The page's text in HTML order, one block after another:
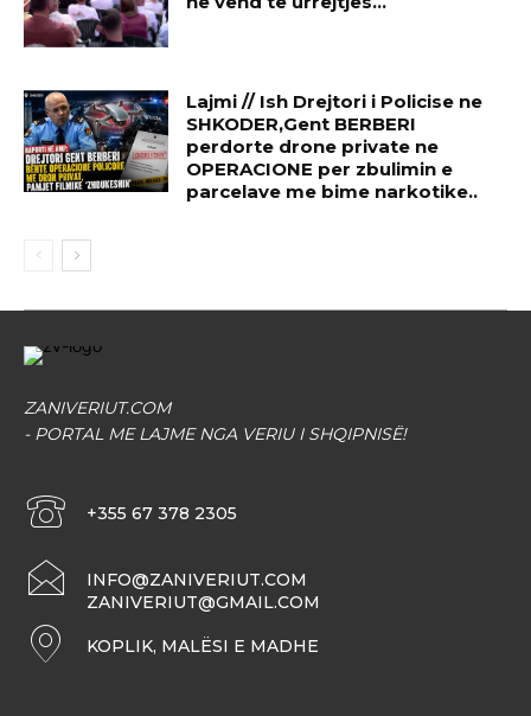
Lajmi // Ish Drejtori i Policise ne
SHKODER,Gent BERBERI
perdorte drone private ne
OPERACIONE per zbulimin e
parcelave me bime narkotike..
ZANIVERIUT.COM
- PORTAL ME LAJME NGA VERIU I SHQIPNISË!
+355 67 378 2305
INFO@ZANIVERIUT.COM
ZANIVERIUT@GMAIL.COM
KOPLIK, MALËSI E MADHE